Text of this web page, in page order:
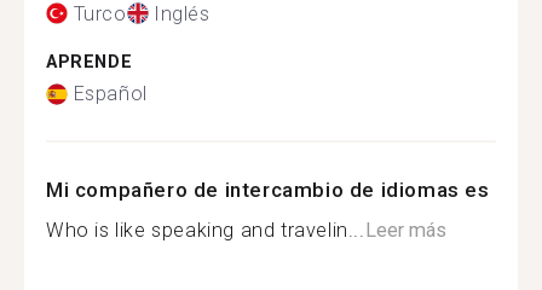
Turco Inglés
APRENDE
Español
Mi compañero de intercambio de idiomas es
Who is like speaking and travelin...Leer más